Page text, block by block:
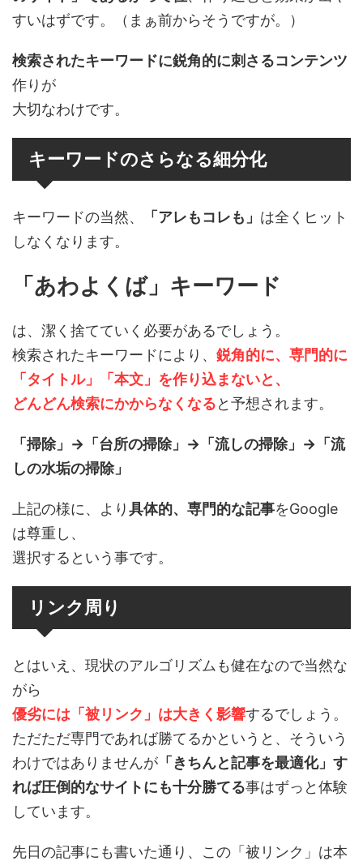
すいはずです。（まぁ前からそうですが。）
検索されたキーワードに鋭角的に刺さるコンテンツ
作りが
大切なわけです。
キーワードのさらなる細分化
キーワードの当然、 「アレもコレも」 は全くヒット
しなくなります。
「あわよくば」キーワード
は、潔く捨てていく必要があるでしょう。
検索されたキーワードにより、 鋭角的に、専門的に
「タイトル」「本文」を作り込まないと、
どんどん検索にかからなくなると予想されます。
「掃除」→「台所の掃除」→「流しの掃除」→「流
しの水垢の掃除」
上記の様に、より具体的、専門的な記事をGoogle
は尊重し、
選択するという事です。
リンク周り
とはいえ、現状のアルゴリズムも健在なので当然な
がら
優劣には「被リンク」は大きく影響するでしょう。
ただただ専門であれば勝てるかというと、そういう
わけではありませんが 「きちんと記事を最適化」す
れば圧倒的なサイトにも十分勝てる事はずっと体験
しています。
先日の記事にも書いた通り、この「被リンク」は本